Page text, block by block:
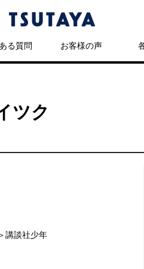
る質問 お客様の声
ツク
講談社少年